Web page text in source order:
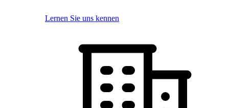
Lernen Sie uns kennen